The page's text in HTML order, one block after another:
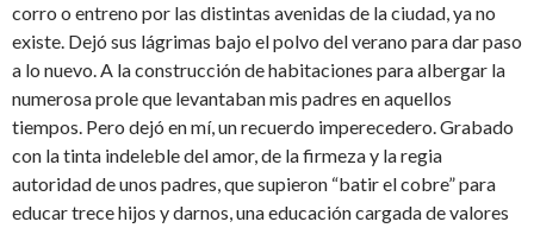
corro o entreno por las distintas avenidas de la ciudad, ya no
existe. Dejó sus lágrimas bajo el polvo del verano para dar paso
a lo nuevo. A la construcción de habitaciones para albergar la
numerosa prole que levantaban mis padres en aquellos
tiempos. Pero dejó en mí, un recuerdo imperecedero. Grabado
con la tinta indeleble del amor, de la firmeza y la regia
autoridad de unos padres, que supieron “batir el cobre” para
educar trece hijos y darnos, una educación cargada de valores